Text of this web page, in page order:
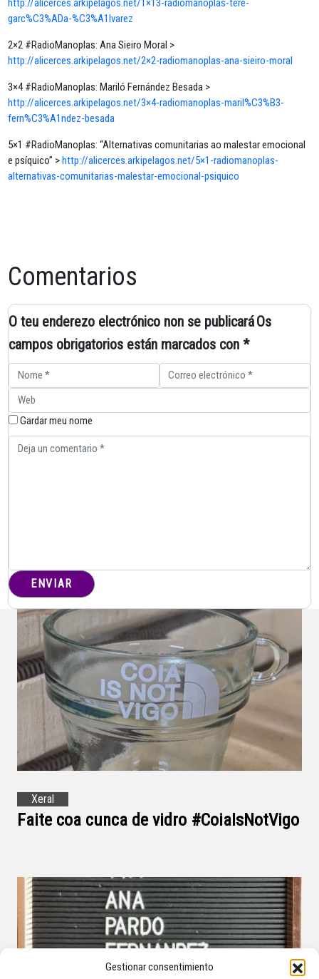
Gestionar consentimiento
garc%C3%ADa-%C3%A1lvarez
2×2 #RadioManoplas: Ana Sieiro Moral >
http://alicerces.arkipelagos.net/2×2-radiomanoplas-ana-sieiro-moral
3×4 #RadioManoplas: Mariló Fernández Besada >
http://alicerces.arkipelagos.net/3×4-radiomanoplas-maril%C3%B3-
fern%C3%A1ndez-besada
5×1 #RadioManoplas: “Alternativas comunitarias ao malestar emocional
e psíquico” >http://alicerces.arkipelagos.net/5×1-radiomanoplas-
alternativas-comunitarias-malestar-emocional-psiquico
Comentarios
O teu enderezo electrónico non se publicaráOs
campos obrigatorios están marcados con*
Gardar meu nome
Xeral
Faite coa cunca de vidro #CoiaIsNotVigo